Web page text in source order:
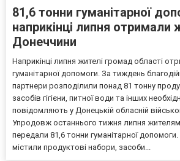
81,6 тонни гуманітарної
наприкінці липня отримали
Донеччини
Наприкінці липня жителі громад області
гуманітарної допомоги. За тиждень
партнери розподілили понад 81 тонну
засобів гігієни, питної води та інших
повідомляють у Донецькій обласній
Упродовж останнього тижня липня
передали 81,6 тонни гуманітарної допомоги.
містили продуктові набори, засоби...